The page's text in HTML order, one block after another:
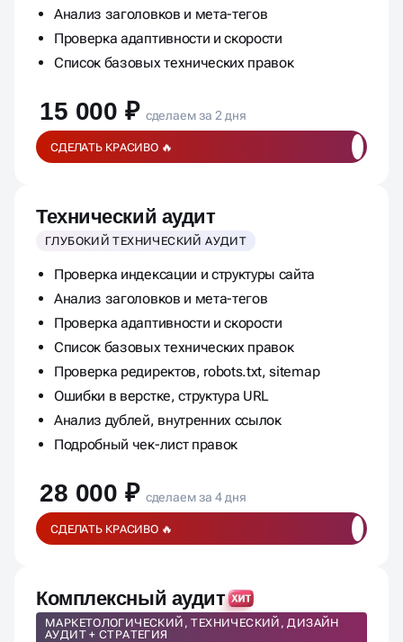
Анализ заголовков и мета-тегов
Проверка адаптивности и скорости
Список базовых технических правок
15 000 ₽ сделаем за 2 дня
СДЕЛАТЬ КРАСИВО 🔥
Технический аудит
ГЛУБОКИЙ ТЕХНИЧЕСКИЙ АУДИТ
Проверка индексации и структуры сайта
Анализ заголовков и мета-тегов
Проверка адаптивности и скорости
Список базовых технических правок
Проверка редиректов, robots.txt, sitemap
Ошибки в верстке, структура URL
Анализ дублей, внутренних ссылок
Подробный чек-лист правок
28 000 ₽ сделаем за 4 дня
СДЕЛАТЬ КРАСИВО 🔥
Комплексный аудит
МАРКЕТОЛОГИЧЕСКИЙ, ТЕХНИЧЕСКИЙ, ДИЗАЙН
АУДИТ + СТРАТЕГИЯ